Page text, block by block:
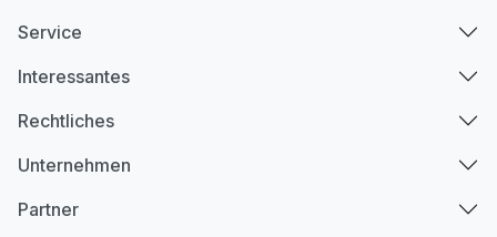
Service
Interessantes
Rechtliches
Unternehmen
Partner